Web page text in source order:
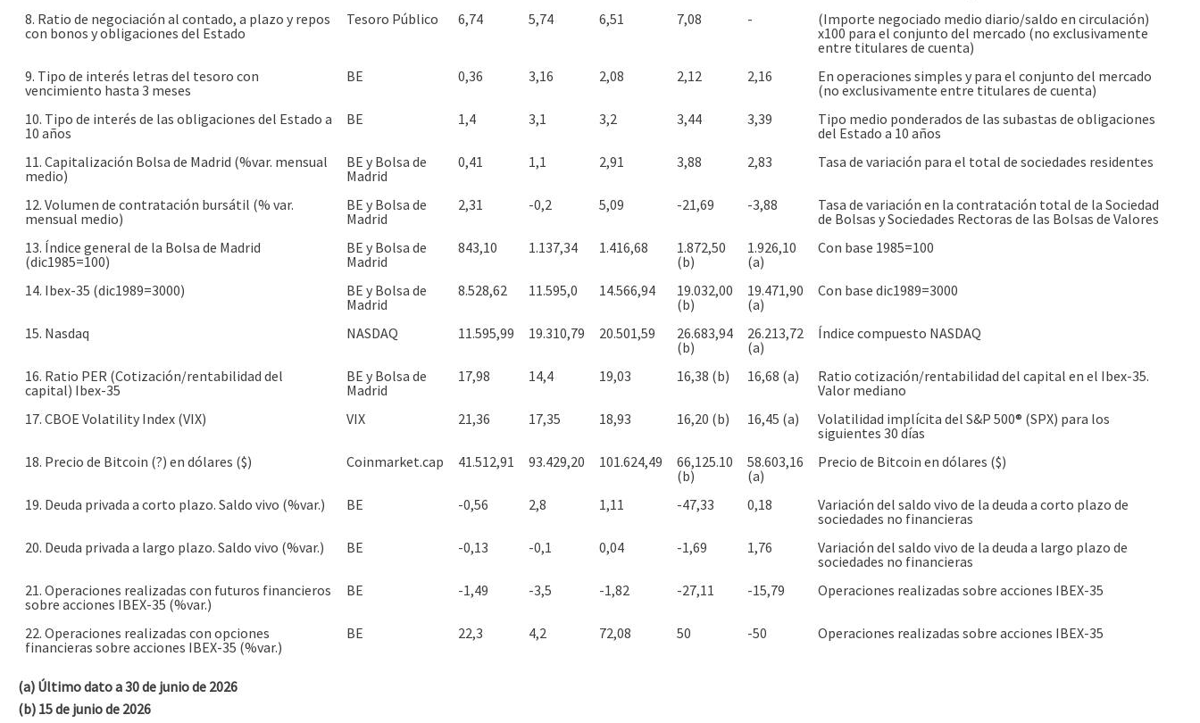
8. Ratio de negociación al contado, a plazo y repos
con bonos y obligaciones del Estado
Tesoro Público 6,74 5,74 6,51 7,08 -
(Importe negociado medio diario/saldo en circulación)
x100 para el conjunto del mercado (no exclusivamente
entre titulares de cuenta)
9. Tipo de interés letras del tesoro con
vencimiento hasta 3 meses
BE 0,36 3,16 2,08 2,12 2,16
En operaciones simples y para el conjunto del mercado
(no exclusivamente entre titulares de cuenta)
10. Tipo de interés de las obligaciones del Estado a
10 años
BE 1,4 3,1 3,2 3,44 3,39
Tipo medio ponderados de las subastas de obligaciones
del Estado a 10 años
11. Capitalización Bolsa de Madrid (%var. mensual
medio)
BE y Bolsa de
Madrid
0,41 1,1 2,91 3,88 2,83 Tasa de variación para el total de sociedades residentes
12. Volumen de contratación bursátil (% var.
mensual medio)
BE y Bolsa de
Madrid
2,31 -0,2 5,09 -21,69 -3,88
Tasa de variación en la contratación total de la Sociedad
de Bolsas y Sociedades Rectoras de las Bolsas de Valores
13. Índice general de la Bolsa de Madrid
(dic1985=100)
BE y Bolsa de
Madrid
843,10 1.137,34 1.416,68
1.872,50
(b)
1.926,10
(a)
Con base 1985=100
14. Ibex-35 (dic1989=3000)
BE y Bolsa de
Madrid
8.528,62 11.595,0 14.566,94
19.032,00
(b)
19.471,90
(a)
Con base dic1989=3000
15. Nasdaq NASDAQ 11.595,99 19.310,79 20.501,59
26.683,94
(b)
26.213,72
(a)
Índice compuesto NASDAQ
16. Ratio PER (Cotización/rentabilidad del
capital) Ibex-35
BE y Bolsa de
Madrid
17,98 14,4 19,03 16,38 (b) 16,68 (a)
Ratio cotización/rentabilidad del capital en el Ibex-35.
Valor mediano
17. CBOE Volatility Index (VIX)
VIX 21,36 17,35 18,93 16,20 (b) 16,45 (a)
Volatilidad implícita del S&P 500® (SPX) para los
siguientes 30 días
18. Precio de Bitcoin (?) en dólares ($)
Coinmarket.cap 41.512,91 93.429,20 101.624,49
66,125.10
(b)
58.603,16
(a)
Precio de Bitcoin en dólares ($)
19. Deuda privada a corto plazo. Saldo vivo (%var.) BE -0,56 2,8 1,11 -47,33 0,18
Variación del saldo vivo de la deuda a corto plazo de
sociedades no financieras
20. Deuda privada a largo plazo. Saldo vivo (%var.)
BE -0,13 -0,1 0,04 -1,69 1,76
Variación del saldo vivo de la deuda a largo plazo de
sociedades no financieras
21. Operaciones realizadas con futuros financieros
sobre acciones IBEX-35 (%var.)
BE -1,49 -3,5 -1,82 -27,11 -15,79 Operaciones realizadas sobre acciones IBEX-35
22. Operaciones realizadas con opciones
financieras sobre acciones IBEX-35 (%var.)
BE 22,3 4,2 72,08 50 -50 Operaciones realizadas sobre acciones IBEX-35
(a) Último dato a 30 de junio de 2026
(b) 15 de junio de 2026